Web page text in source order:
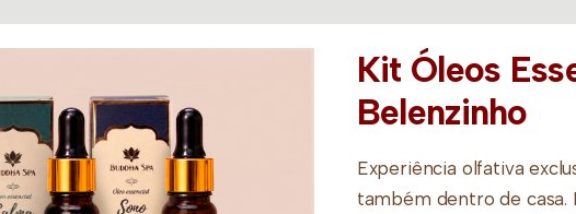
Kit Óleos
Belenzinho
Experiência olfativa
também dentro de casa.